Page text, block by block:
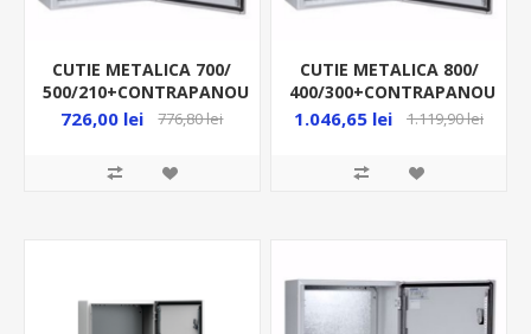
CUTIE METALICA 700/
500/210+CONTRAPANOU
IP66 MAS0705021R5
726,00 lei 776,80 lei
CUTIE METALICA 800/
400/300+CONTRAPANOU
IP66 MAS0804030R5
1.046,65 lei 1.119,90 lei